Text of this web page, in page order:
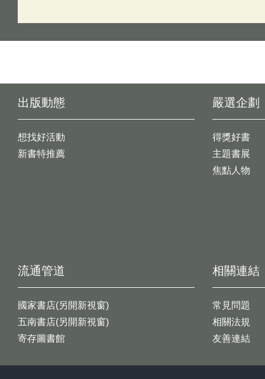
出版動態
想找好活動
新書特推薦
嚴選企劃
得獎好書
主題書展
焦點人物
流通管道
國家書店(另開新視窗)
五南書店(另開新視窗)
寄存圖書館
相關連結
常見問題
相關法規
友善連結